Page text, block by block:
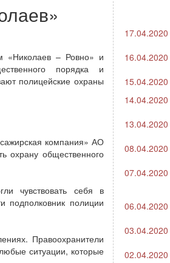
«Николаев – Ровно» и
порядка и
полицейские охраны
компания» АО
охрану общественного
чувствовать себя в
подполковник полиции
Правоохранители
ситуации, которые
17.04.2020
16.04.2020
15.04.2020
14.04.2020
13.04.2020
08.04.2020
07.04.2020
06.04.2020
03.04.2020
02.04.2020